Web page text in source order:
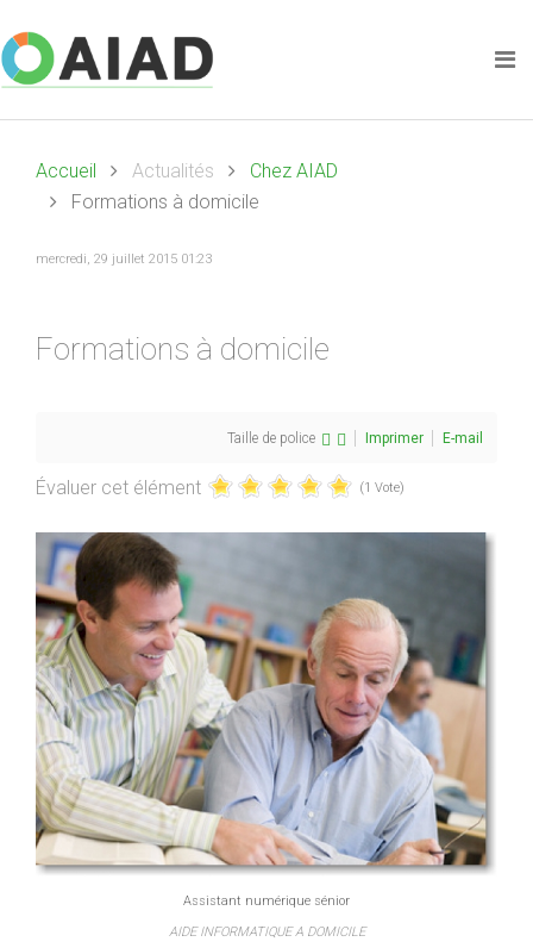
Accueil Actualités
Chez AIAD
Formations à domicile
mercredi, 29 juillet 2015 01:23
Formations à domicile
Taille de police Imprimer E-mail
Évaluer cet élément (1 Vote)
Assistant numérique sénior
AIDE INFORMATIQUE A DOMICILE